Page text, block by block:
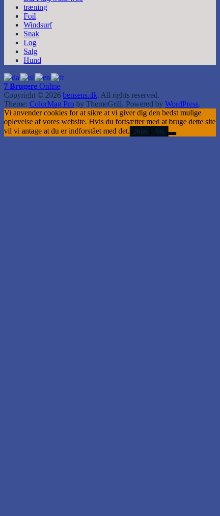
træning
Foil
Windsurf
Snak
Log
Salg
Hund
7 Brugere Online
Copyright © 2026 bensens.dk. All rights reserved.
Theme: ColorMag Pro by ThemeGrill. Powered by WordPress.
Vi anvender cookies for at sikre at vi giver dig den bedst mulige
oplevelse af vores website. Hvis du fortsætter med at bruge dette site
vil vi antage at du er indforstået med det. Jeps Nej